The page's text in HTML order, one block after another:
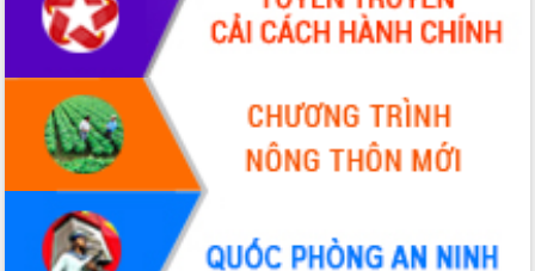
Định vị cà phê Việt Nam như một “di
sản sống” trong dòng chảy toàn cầu
Xây dựng nông thôn mới: Nâng cao đời
sống người dân từ những mô hình thiết
thực
Quyết liệt tháo gỡ vướng mắc, đẩy
nhanh tiến độ các dự án trọng điểm
trong Khu kinh tế Nam Phú Yên
Hòn Yến phát triển du lịch gắn với bảo
tồn biển